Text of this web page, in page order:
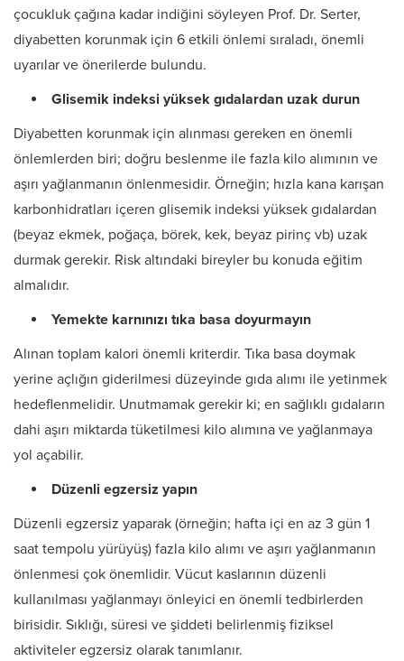
çocukluk çağına kadar indiğini söyleyen Prof. Dr. Serter,
diyabetten korunmak için 6 etkili önlemi sıraladı, önemli
uyarılar ve önerilerde bulundu.
Glisemik indeksi yüksek gıdalardan uzak durun
Diyabetten korunmak için alınması gereken en önemli
önlemlerden biri; doğru beslenme ile fazla kilo alımının ve
aşırı yağlanmanın önlenmesidir. Örneğin; hızla kana karışan
karbonhidratları içeren glisemik indeksi yüksek gıdalardan
(beyaz ekmek, poğaça, börek, kek, beyaz pirinç vb) uzak
durmak gerekir. Risk altındaki bireyler bu konuda eğitim
almalıdır.
Yemekte karnınızı tıka basa doyurmayın
Alınan toplam kalori önemli kriterdir. Tıka basa doymak
yerine açlığın giderilmesi düzeyinde gıda alımı ile yetinmek
hedeflenmelidir. Unutmamak gerekir ki; en sağlıklı gıdaların
dahi aşırı miktarda tüketilmesi kilo alımına ve yağlanmaya
yol açabilir.
Düzenli egzersiz yapın
Düzenli egzersiz yaparak (örneğin; hafta içi en az 3 gün 1
saat tempolu yürüyüş) fazla kilo alımı ve aşırı yağlanmanın
önlenmesi çok önemlidir. Vücut kaslarının düzenli
kullanılması yağlanmayı önleyici en önemli tedbirlerden
birisidir. Sıklığı, süresi ve şiddeti belirlenmiş fiziksel
aktiviteler egzersiz olarak tanımlanır.